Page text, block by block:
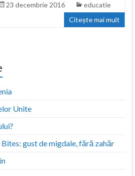
23 decembrie 2016
educatie
Citește mai mult
Unite
gust de migdale, fără zahăr